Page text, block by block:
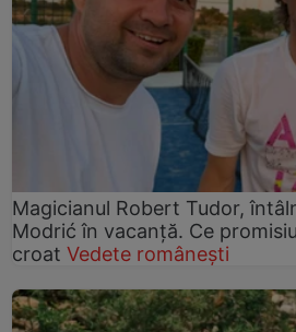
Magicianul Robert Tudor,
Modrić în vacanță. Ce
croat Vedete românești